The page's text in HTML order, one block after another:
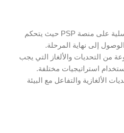
– تاماران هي لعبة ممتعة ومسلية على منصة PSP حيث يتحكم
إلى نهاية المرحلة.
من التحديات والألغاز التي يجب
استراتيجيات مختلفة.
الألغازية والتفاعل مع البيئة